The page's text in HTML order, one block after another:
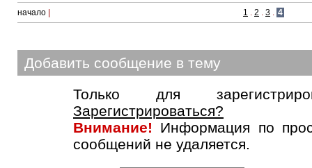
начало 1 . 2 . 3 . 4
Добавить сообщение в тему
Только для
Зарегистрироваться?
Внимание! Информация по
сообщений не удаляется.